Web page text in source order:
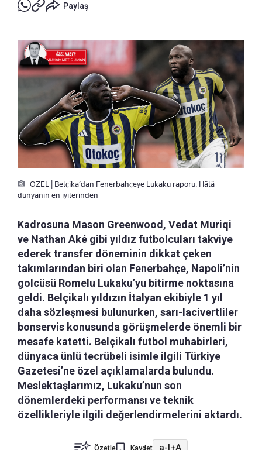
Paylaş
ÖZEL | Belçika’dan Fenerbahçeye Lukaku raporu: Hâlâ
dünyanın en iyilerinden
Kadrosuna Mason Greenwood, Vedat Muriqi
ve Nathan Aké gibi yıldız futbolcuları takviye
ederek transfer döneminin dikkat çeken
takımlarından biri olan Fenerbahçe, Napoli’nin
golcüsü Romelu Lukaku’yu bitirme noktasına
geldi. Belçikalı yıldızın İtalyan ekibiyle 1 yıl
daha sözleşmesi bulunurken, sarı-lacivertliler
bonservis konusunda görüşmelerde önemli bir
mesafe katetti. Belçikalı futbol muhabirleri,
dünyaca ünlü tecrübeli isimle ilgili Türkiye
Gazetesi’ne özel açıklamalarda bulundu.
Meslektaşlarımız, Lukaku’nun son
dönemlerdeki performansı ve teknik
özellikleriyle ilgili değerlendirmelerini aktardı.
Özetle Kaydet a- +A